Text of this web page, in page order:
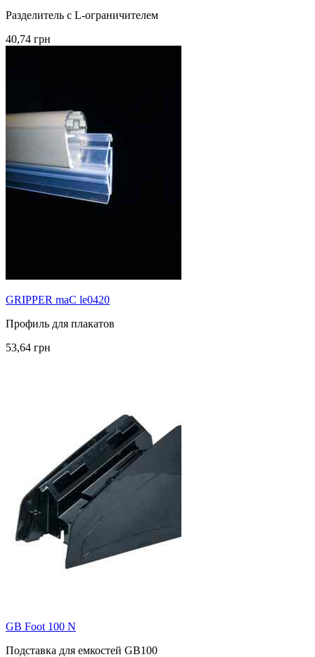
Разделитель с L-ограничителем
40,74 грн
GRIPPER maC le0420
Профиль для плакатов
53,64 грн
GB Foot 100 N
Подставка для емкостей GB100